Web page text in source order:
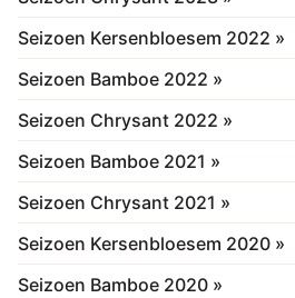
Seizoen Kersenbloesem 2022 »
Seizoen Bamboe 2022 »
Seizoen Chrysant 2022 »
Seizoen Bamboe 2021 »
Seizoen Chrysant 2021 »
Seizoen Kersenbloesem 2020 »
Seizoen Bamboe 2020 »